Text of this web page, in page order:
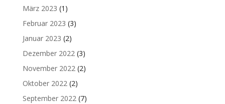
März 2023 (1)
Februar 2023 (3)
Januar 2023 (2)
Dezember 2022(3)
November 2022(2)
Oktober 2022(2)
September 2022(7)